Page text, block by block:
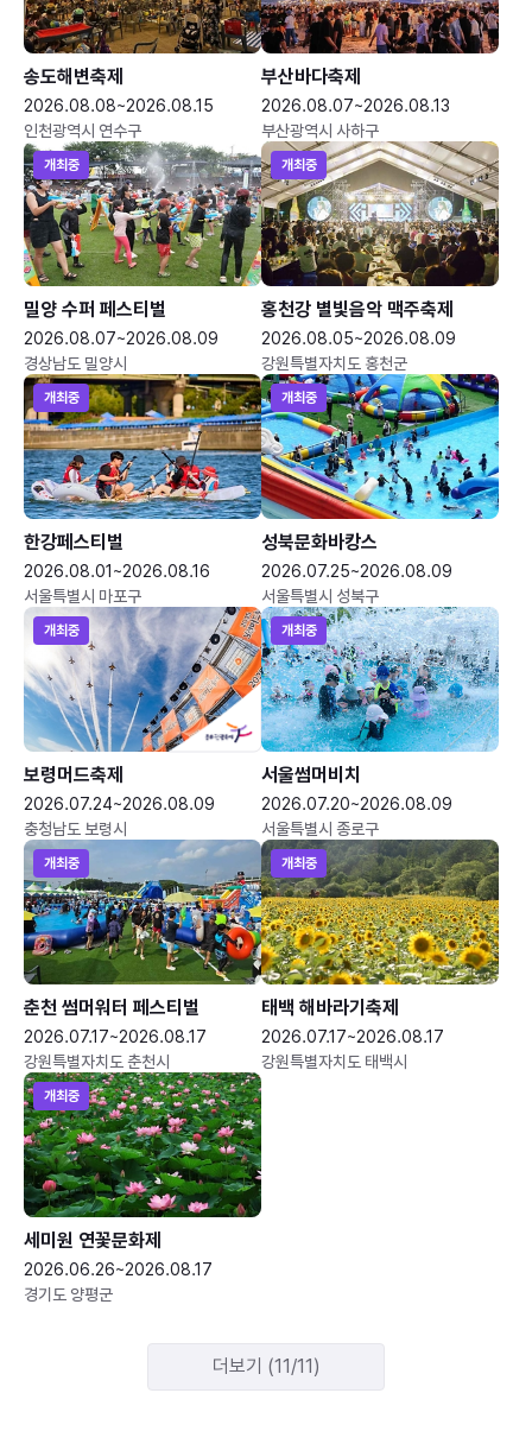
송도해변축제
2026.08.08~2026.08.15
인천광역시 연수구
부산바다축제
2026.08.07~2026.08.13
부산광역시 사하구
개최중
밀양 수퍼 페스티벌
2026.08.07~2026.08.09
경상남도 밀양시
개최중
홍천강 별빛음악 맥주축제
2026.08.05~2026.08.09
강원특별자치도 홍천군
개최중
한강페스티벌
2026.08.01~2026.08.16
서울특별시 마포구
개최중
성북문화바캉스
2026.07.25~2026.08.09
서울특별시 성북구
개최중
보령머드축제
2026.07.24~2026.08.09
충청남도 보령시
개최중
서울썸머비치
2026.07.20~2026.08.09
서울특별시 종로구
개최중
춘천 썸머워터 페스티벌
2026.07.17~2026.08.17
강원특별자치도 춘천시
개최중
태백 해바라기축제
2026.07.17~2026.08.17
강원특별자치도 태백시
개최중
세미원 연꽃문화제
2026.06.26~2026.08.17
경기도 양평군
더보기 (11/11)